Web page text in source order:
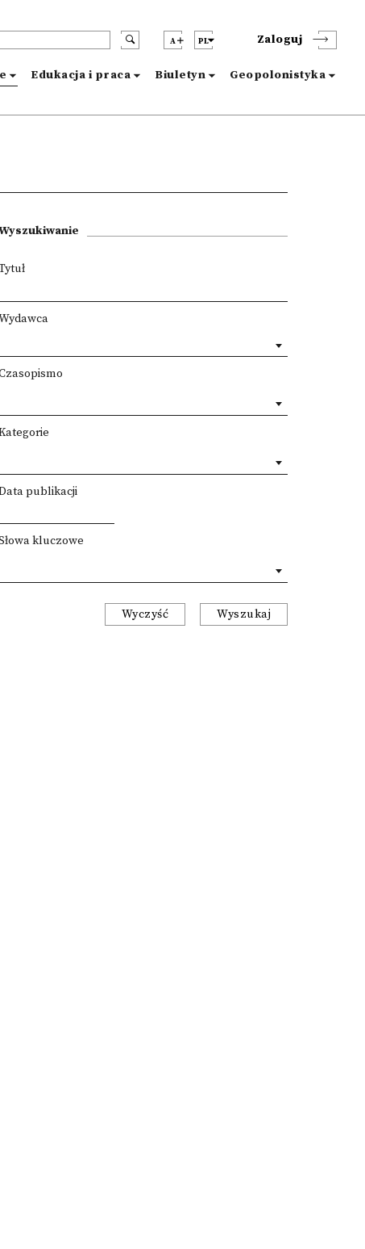
A PL Zaloguj
Edukacja i praca Biuletyn Geopolonistyka
publikacji
kluczowe
Wyczyść Wyszukaj